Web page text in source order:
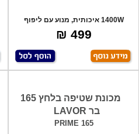
1400W איכותית, מנוע עם ליפוף
נחושת, מנג
499 ₪
מכונת שטיפה בלחץ 165
בר LAVOR
PRIME 165